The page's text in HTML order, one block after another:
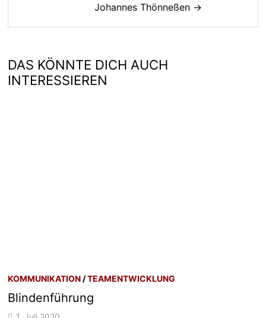
Johannes Thönneßen →
DAS KÖNNTE DICH AUCH
INTERESSIEREN
KOMMUNIKATION /TEAMENTWICKLUNG
Blindenführung